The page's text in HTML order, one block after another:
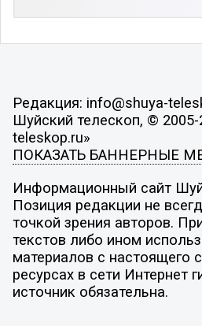
Редакция: info@shuya-
Шуйский телескоп, © 2005-
teleskop.ru»
ПОКАЗАТЬ БАННЕРНЫЕ
Информационный сайт
Позиция редакции не
точкой зрения авторов.
текстов либо ином
материалов с настоящего
ресурсах в сети Интернет
источник обязательна.